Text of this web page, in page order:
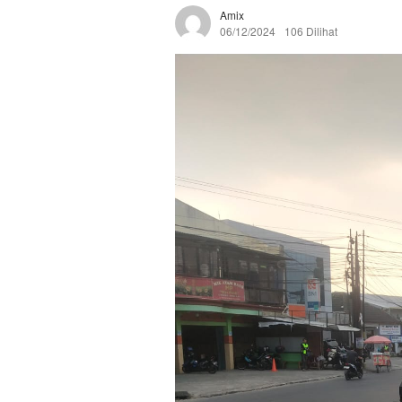
Amix
06/12/2024
106 Dilihat